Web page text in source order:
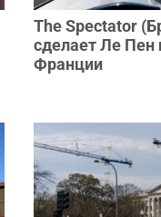
The Spectator
сделает Ле Пен
Франции